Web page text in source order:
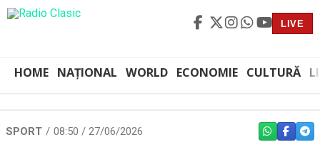
LIVE
HOME NAȚIONAL WORLD ECONOMIE CULTURĂ
SPORT 08:50 / 27/06/2026 WHATSAPP